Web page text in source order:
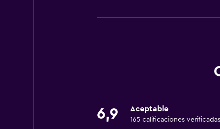
Tetera eléctrica
Bar de tapas
6,9 Aceptable
165 calificaciones verificadas